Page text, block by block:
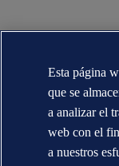
Esta página
que se
a analizar el
web con el
a nuestros